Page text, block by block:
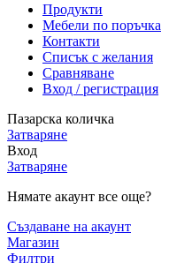
Продукти
Мебели по поръчка
Контакти
Списък с желания
Сравняване
Вход / регистрация
Пазарска количка
Затваряне
Вход
Затваряне
Нямате акаунт все още?
Създаване на акаунт
Магазин
Филтри